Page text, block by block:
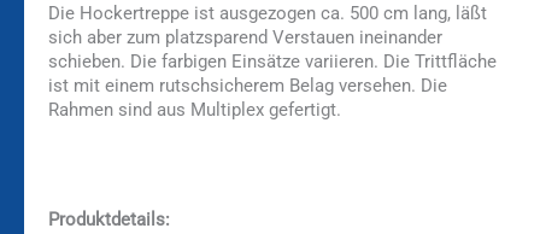
Die Hockertreppe ist ausgezogen ca. 500 cm lang, läßt
sich aber zum platzsparend Verstauen ineinander
schieben. Die farbigen Einsätze variieren. Die Trittfläche
ist mit einem rutschsicherem Belag versehen. Die
Rahmen sind aus Multiplex gefertigt.
Produktdetails: